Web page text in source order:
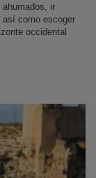
ir
así como escoger
occidental